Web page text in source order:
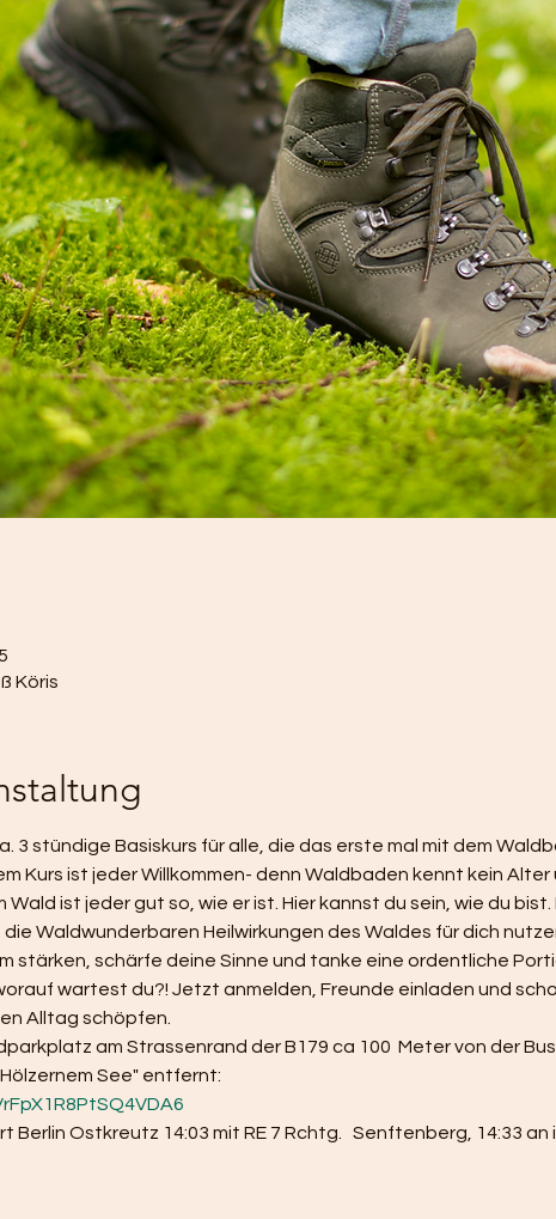
Köris
3 stündige Basiskurs für alle, die das erste mal mit dem
Kurs ist jeder Willkommen- denn Waldbaden kennt kein Alter
ist jeder gut so, wie er ist. Hier kannst du sein, wie du bist.
Waldwunderbaren Heilwirkungen des Waldes für dich
stärken, schärfe deine Sinne und tanke eine ordentliche
wartest du?! Jetzt anmelden, Freunde einladen und
Alltag schöpfen.
am Strassenrand der B179 ca 100  Meter von der
Hölzernem See" entfernt:
Berlin Ostkreutz 14:03 mit RE 7 Rchtg.   Senftenberg, 14:33 an